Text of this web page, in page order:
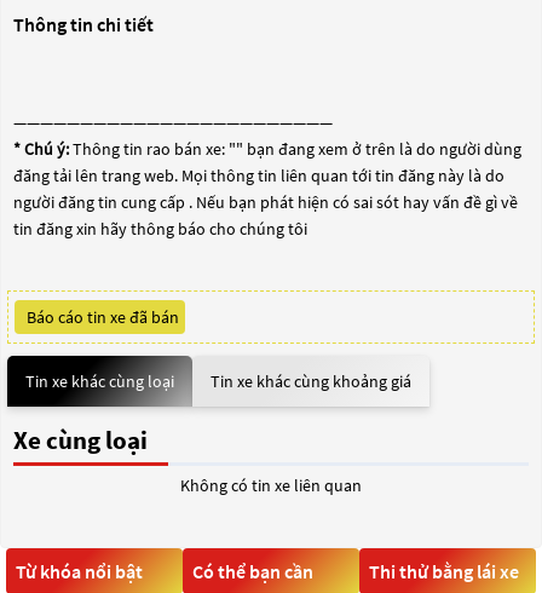
Thông tin chi tiết
————————————————————————
* Chú ý:Thông tin rao bán xe: "" bạn đang xem ở trên là do người dùng
đăng tải lên trang web. Mọi thông tin liên quan tới tin đăng này là do
người đăng tin cung cấp . Nếu bạn phát hiện có sai sót hay vấn đề gì về
tin đăng xin hãy thông báo cho chúng tôi
Báo cáo tin xe đã bán
Tin xe khác cùng loại Tin xe khác cùng khoảng giá
Xe cùng loại
Không có tin xe liên quan
Từ khóa nổi bật Có thể bạn cần Thi thử bằng lái xe